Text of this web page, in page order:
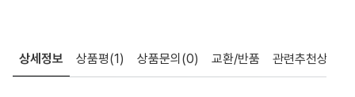
상세정보 상품평(1) 상품문의 (0) 교환/반품 관련추천상품